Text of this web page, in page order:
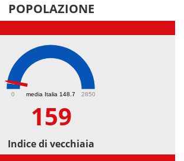
POPOLAZIONE
media Italia 148.7
0 2850
159
Indice di vecchiaia